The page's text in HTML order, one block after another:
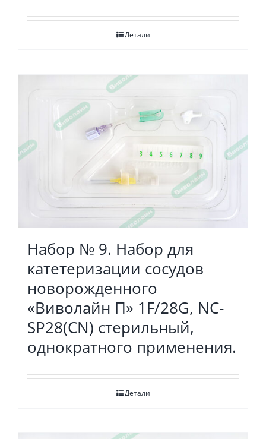
Детали
Набор № 9. Набор для
катетеризации сосудов
новорожденного
«Виволайн П» 1F/28G, NC-
SP28(СN) стерильный,
однократного применения.
Детали